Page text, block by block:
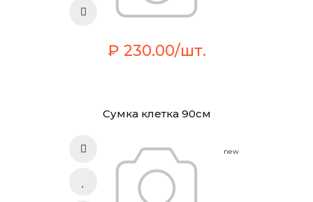
₽ 230.00/шт.
Сумка клетка 90см
new